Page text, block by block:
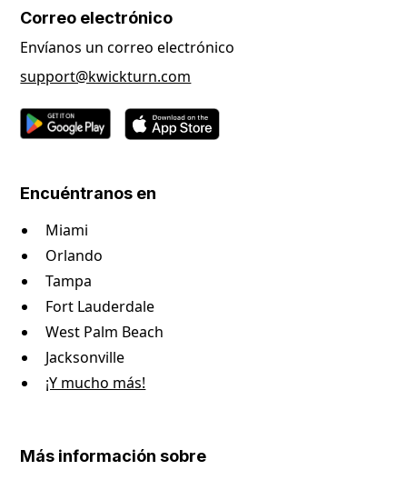
Correo electrónico
Envíanos un correo electrónico
support@kwickturn.com
Encuéntranos en
Miami
Orlando
Tampa
Fort Lauderdale
West Palm Beach
Jacksonville
¡Y mucho más!
Más información sobre